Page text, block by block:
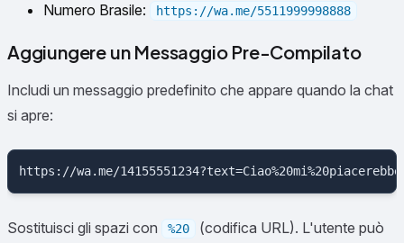
Numero Brasile: https://wa.me/5511999998888
Aggiungere un Messaggio Pre-Compilato
Includi un messaggio predefinito che appare quando la chat
si apre:
Sostituisci gli spazi con %20
(codifica URL). L'utente può